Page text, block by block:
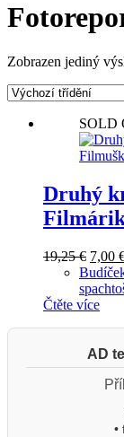
Zobrazen jediný
SOLD
Druhý
19,25€
cena
byla:
19,25
7,00
Čtěte více
AD
•